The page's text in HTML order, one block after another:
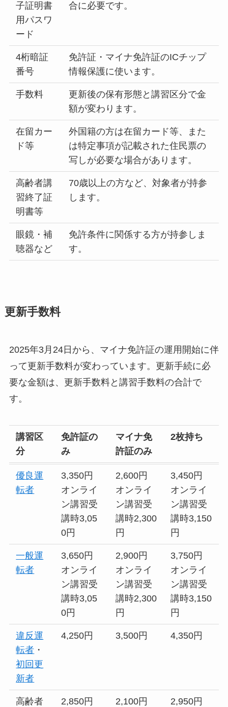
子証明書
用パスワ
ード
合に必要です。
4桁暗証
番号
免許証・マイナ免許証のICチップ
情報保護に使います。
手数料
更新後の保有形態と講習区分で金
額が変わります。
在留カー
ド等
外国籍の方は在留カード等、また
は特定事項が記載された住民票の
写しが必要な場合があります。
高齢者講
習終了証
明書等
70歳以上の方など、対象者が持参
します。
眼鏡・補
聴器など
免許条件に関係する方が持参しま
す。
更新手数料
2025年3月24日から、マイナ免許証の運用開始に伴
って更新手数料が変わっています。更新手続に必
要な金額は、更新手数料と講習手数料の合計で
す。
講習区
分
免許証の
み
マイナ免
許証のみ
2枚持ち
優良運
転者
3,350円
オンライ
ン講習受
講時3,05
0円
2,600円
オンライ
ン講習受
講時2,300
円
3,450円
オンライ
ン講習受
講時3,150
円
一般運
転者
3,650円
オンライ
ン講習受
講時3,05
0円
2,900円
オンライ
ン講習受
講時2,300
円
3,750円
オンライ
ン講習受
講時3,150
円
違反運
転者 ・
初回更
新者
4,250円 3,500円 4,350円
高齢者 2,850円 2,100円 2,950円